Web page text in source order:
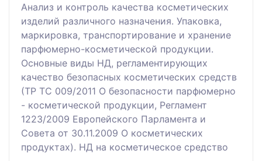
Анализ и контроль качества косметических
изделий различного назначения. Упаковка,
маркировка, транспортирование и хранение
парфюмерно-косметической продукции.
Основные виды НД, регламентирующих
качество безопасных косметических средств
(ТР ТС 009/2011 О безопасности парфюмерно
- косметической продукции, Регламент
1223/2009 Европейского Парламента и
Совета от 30.11.2009 О косметических
продуктах). НД на косметическое средство